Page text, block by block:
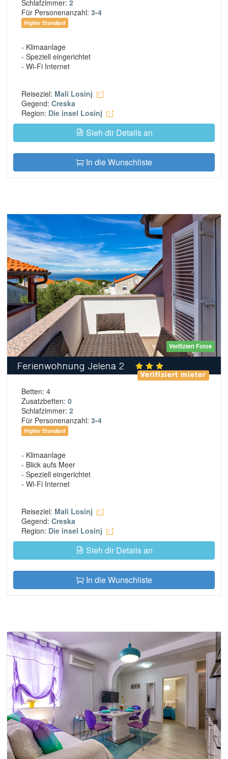
Schlafzimmer: 2
Für Personenanzahl: 3-4
Higher Standard
- Klimaanlage
- Speziell eingerichtet
- Wi-Fi Internet
Reiseziel: Mali Losinj
Gegend: Creska
Region: Die insel Losinj
Sieh dir Details an
In die Wunschliste
Verifiziert Fotos
Ferienwohnung Jelena 2
Verifiziert mieter
Betten: 4
Zusatzbetten: 0
Schlafzimmer: 2
Für Personenanzahl: 3-4
Higher Standard
- Klimaanlage
- Blick aufs Meer
- Speziell eingerichtet
- Wi-Fi Internet
Reiseziel: Mali Losinj
Gegend: Creska
Region: Die insel Losinj
Sieh dir Details an
In die Wunschliste